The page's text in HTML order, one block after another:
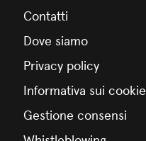
Contatti
Dove siamo
Privacy policy
Informativa sui cookie
Gestione consensi